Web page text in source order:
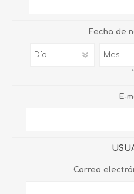
Fecha de
*
E-
Correo